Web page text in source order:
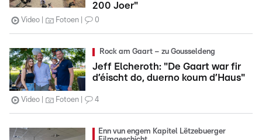
200 Joer"
Video Fotoen 0
Rock am Gaart – zu Gousseldeng
Jeff Elcheroth: "De Gaart war fir
d’éischt do, duerno koum d’Haus"
Video Fotoen 4
Enn vun engem Kapitel Lëtzebuerger